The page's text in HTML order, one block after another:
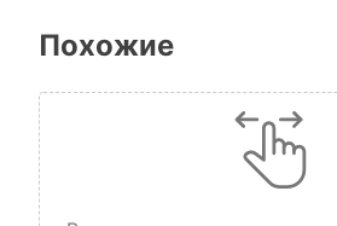
Похожие